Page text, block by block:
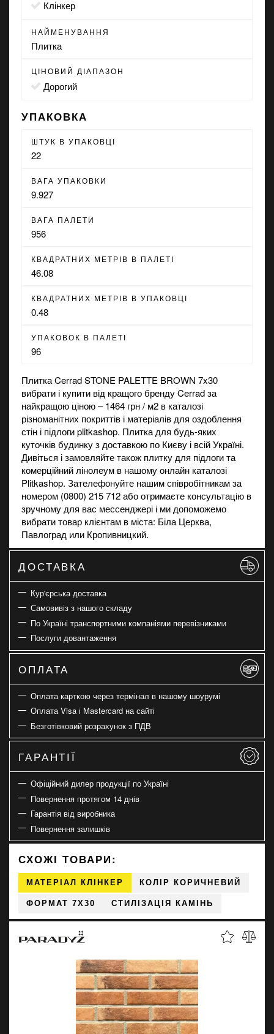
Клінкер
НАЙМЕНУВАННЯ
Плитка
ЦІНОВИЙ ДІАПАЗОН
Дорогий
УПАКОВКА
ШТУК В УПАКОВЦІ
22
ВАГА УПАКОВКИ
9.927
ВАГА ПАЛЕТИ
956
КВАДРАТНИХ МЕТРІВ В ПАЛЕТІ
46.08
КВАДРАТНИХ МЕТРІВ В УПАКОВЦІ
0.48
УПАКОВОК В ПАЛЕТІ
96
Плитка Cerrad STONE PALETTE BROWN 7x30
вибрати і купити від кращого бренду Cerrad за
найкращою ціною – 1464 грн / м2 в каталозі
різноманітних покриттів і матеріалів для оздоблення
стін і підлоги plitkashop. Плитка для будь-яких
куточків будинку з доставкою по Києву і всій Україні.
Дивіться і замовляйте також плитку для підлогита
комерційний лінолеум в нашому онлайн каталозі
Plitkashop. Зателефонуйте нашим співробітникам за
номером (0800) 215 712 або отримаєте консультацію в
зручному для вас мессенджері і ми допоможемо
вибрати товар клієнтам в міста: Біла Церква,
Павлоград или Кропивницкий.
ДОСТАВКА
Кур'єрська доставка
Самовивіз з нашого складу
По Україні транспортними компаніями перевізниками
Послуги довантаження
ОПЛАТА
Оплата карткою через термінал в нашому шоурумі
Оплата Visa і Mastercard на сайті
Безготівковий розрахунок з ПДВ
ГАРАНТІЇ
Офіційний дилер продукції по Україні
Повернення протягом 14 днів
Гарантія від виробника
Повернення залишків
СХОЖІ ТОВАРИ:
МАТЕРІАЛ КЛІНКЕР КОЛІР КОРИЧНЕВИЙ
ФОРМАТ 7X30 СТИЛІЗАЦІЯ КАМІНЬ